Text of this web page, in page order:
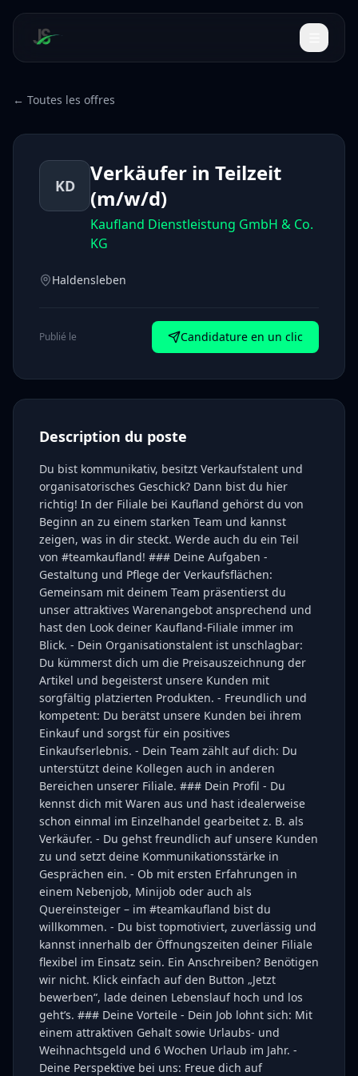
← Toutes les offres
KD
Verkäufer in Teilzeit
(m/w/d)
Kaufland Dienstleistung GmbH & Co.
KG
Haldensleben
Publié le Candidature en un clic
Description du poste
Du bist kommunikativ, besitzt Verkaufstalent und
organisatorisches Geschick? Dann bist du hier
richtig! In der Filiale bei Kaufland gehörst du von
Beginn an zu einem starken Team und kannst
zeigen, was in dir steckt. Werde auch du ein Teil
von #teamkaufland! ### Deine Aufgaben -
Gestaltung und Pflege der Verkaufsflächen:
Gemeinsam mit deinem Team präsentierst du
unser attraktives Warenangebot ansprechend und
hast den Look deiner Kaufland-Filiale immer im
Blick. - Dein Organisationstalent ist unschlagbar:
Du kümmerst dich um die Preisauszeichnung der
Artikel und begeisterst unsere Kunden mit
sorgfältig platzierten Produkten. - Freundlich und
kompetent: Du berätst unsere Kunden bei ihrem
Einkauf und sorgst für ein positives
Einkaufserlebnis. - Dein Team zählt auf dich: Du
unterstützt deine Kollegen auch in anderen
Bereichen unserer Filiale. ### Dein Profil - Du
kennst dich mit Waren aus und hast idealerweise
schon einmal im Einzelhandel gearbeitet z. B. als
Verkäufer. - Du gehst freundlich auf unsere Kunden
zu und setzt deine Kommunikationsstärke in
Gesprächen ein. - Ob mit ersten Erfahrungen in
einem Nebenjob, Minijob oder auch als
Quereinsteiger – im #teamkaufland bist du
willkommen. - Du bist topmotiviert, zuverlässig und
kannst innerhalb der Öffnungszeiten deiner Filiale
flexibel im Einsatz sein. Ein Anschreiben? Benötigen
wir nicht. Klick einfach auf den Button „Jetzt
bewerben“, lade deinen Lebenslauf hoch und los
geht’s. ### Deine Vorteile - Dein Job lohnt sich: Mit
einem attraktiven Gehalt sowie Urlaubs- und
Weihnachtsgeld und 6 Wochen Urlaub im Jahr. -
Deine Perspektive bei uns: Freue dich auf